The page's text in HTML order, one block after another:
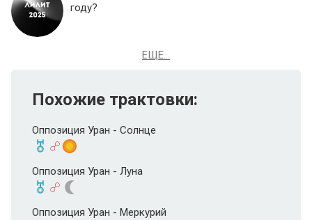
году?
ЕЩЕ...
Похожие трактовки:
Оппозиция Уран - Солнце
Оппозиция Уран - Луна
Оппозиция Уран - Меркурий